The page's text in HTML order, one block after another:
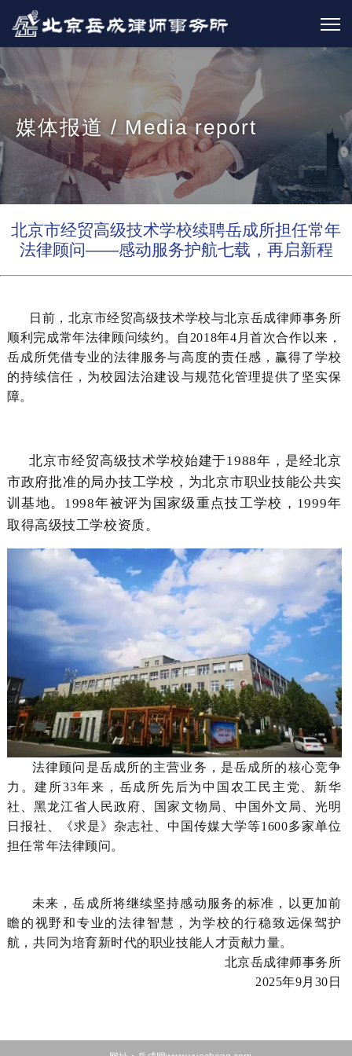
媒体报道 / Media report
北京市经贸高级技术学校续聘岳成所担任常年
法律顾问——感动服务护航七载，再启新程
日前，北京市经贸高级技术学校与北京岳成律师事务所
顺利完成常年法律顾问续约。自2018年4月首次合作以来，
岳成所凭借专业的法律服务与高度的责任感，赢得了学校
的持续信任，为校园法治建设与规范化管理提供了坚实保
障。
北京市经贸高级技术学校始建于1988年，是经北京
市政府批准的局办技工学校，为北京市职业技能公共实
训基地。1998年被评为国家级重点技工学校，1999年
取得高级技工学校资质。
法律顾问是岳成所的主营业务，是岳成所的核心竞争
力。建所33年来，岳成所先后为中国农工民主党、新华
社、黑龙江省人民政府、国家文物局、中国外文局、光明
日报社、《求是》杂志社、中国传媒大学等1600多家单位
担任常年法律顾问。
未来，岳成所将继续坚持感动服务的标准，以更加前
瞻的视野和专业的法律智慧，为学校的行稳致远保驾护
航，共同为培育新时代的职业技能人才贡献力量。
北京岳成律师事务所
2025年9月30日